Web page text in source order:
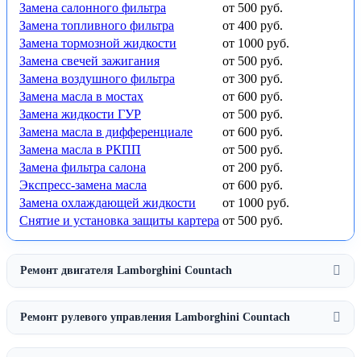
Замена салонного фильтра
от 500 руб.
Замена топливного фильтра
от 400 руб.
Замена тормозной жидкости
от 1000 руб.
Замена свечей зажигания
от 500 руб.
Замена воздушного фильтра
от 300 руб.
Замена масла в мостах
от 600 руб.
Замена жидкости ГУР
от 500 руб.
Замена масла в дифференциале
от 600 руб.
Замена масла в РКПП
от 500 руб.
Замена фильтра салона
от 200 руб.
Экспресс-замена масла
от 600 руб.
Замена охлаждающей жидкости
от 1000 руб.
Снятие и установка защиты картера от 500 руб.
Ремонт двигателя Lamborghini Countach
Ремонт рулевого управления Lamborghini Countach